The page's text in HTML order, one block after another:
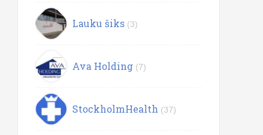
Lauku šiks (3)
Ava Holding (7)
StockholmHealth (37)